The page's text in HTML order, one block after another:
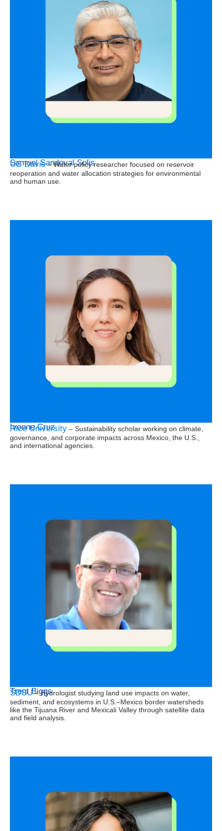
Samuel Sandoval Solis
UC Davis– Water policy researcher focused on reservoir
reoperation and water allocation strategies for environmental
and human use.
Ivonne Cruz
Rice University – Sustainability scholar working on climate,
governance, and corporate impacts across Mexico, the U.S.,
and international agencies.
Trent Biggs
SDSU– Hydrologist studying land use impacts on water,
sediment, and ecosystems in U.S.–Mexico border watersheds
like the Tijuana River and Mexicali Valley through satellite data
and field analysis.